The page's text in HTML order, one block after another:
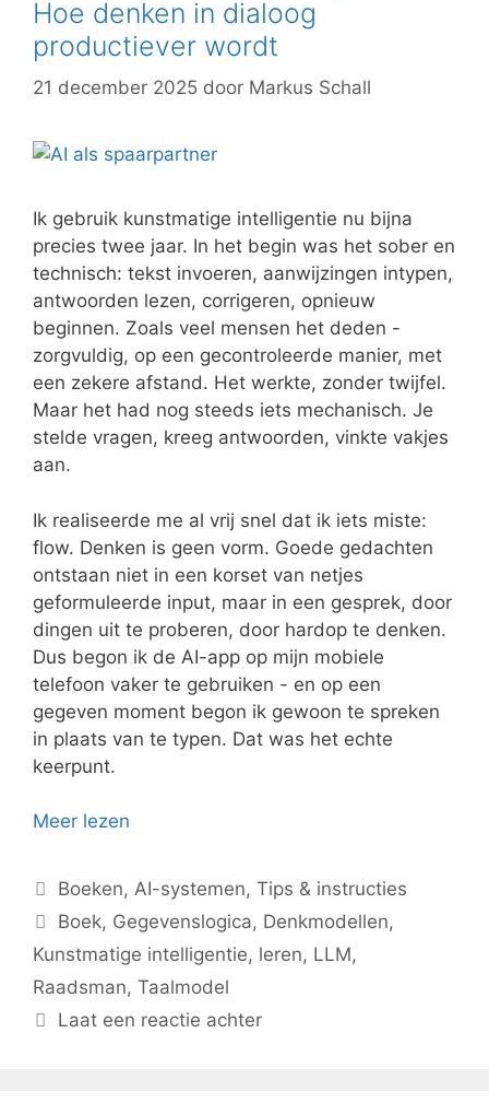
Hoe denken in dialoog
productiever wordt
21 december 2025 door Markus Schall
Ik gebruik kunstmatige intelligentie nu bijna
precies twee jaar. In het begin was het sober en
technisch: tekst invoeren, aanwijzingen intypen,
antwoorden lezen, corrigeren, opnieuw
beginnen. Zoals veel mensen het deden -
zorgvuldig, op een gecontroleerde manier, met
een zekere afstand. Het werkte, zonder twijfel.
Maar het had nog steeds iets mechanisch. Je
stelde vragen, kreeg antwoorden, vinkte vakjes
aan.
Ik realiseerde me al vrij snel dat ik iets miste:
flow. Denken is geen vorm. Goede gedachten
ontstaan niet in een korset van netjes
geformuleerde input, maar in een gesprek, door
dingen uit te proberen, door hardop te denken.
Dus begon ik de AI-app op mijn mobiele
telefoon vaker te gebruiken - en op een
gegeven moment begon ik gewoon te spreken
in plaats van te typen. Dat was het echte
keerpunt.
Meer lezen
Categorieën
Boeken,AI-systemen,Tips & instructies
Tags
Boek, Gegevenslogica, Denkmodellen,
Kunstmatige intelligentie, leren, LLM,
Raadsman, Taalmodel
Laat een reactie achter